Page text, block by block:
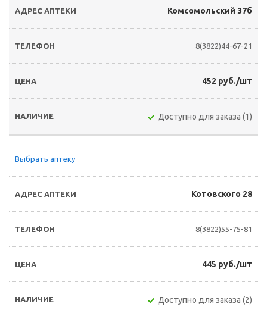
Комсомольский 37б
8(3822)44-67-21
452 руб./шт
Доступно для заказа (1)
Выбрать аптеку
Котовского 28
8(3822)55-75-81
445 руб./шт
Доступно для заказа (2)